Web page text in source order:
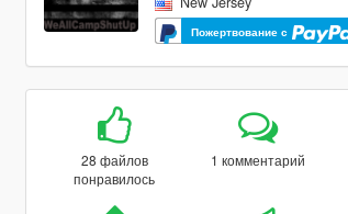
Пожертвование с
28 файлов
понравилось
1 комментарий